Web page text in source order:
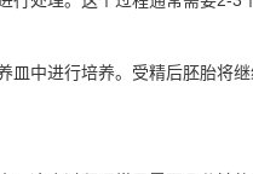
皿中进行培养。受精后胚胎将